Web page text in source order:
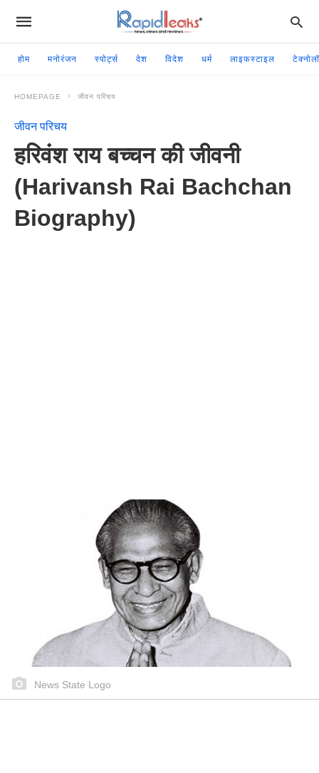
होम मनोरंजन स्पोर्ट्स देश विदेश धर्म लाइफस्टाइल
HOMEPAGE जीवन परिचय
जीवन परिचय
हरिवंश राय बच्चन की जीवनी
(Harivansh Rai Bachchan
Biography)
News State Logo